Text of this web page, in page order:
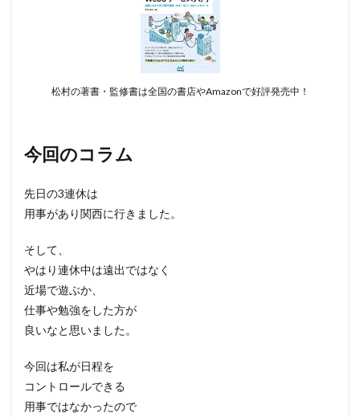
松村の著書・監修書は全国の書店やAmazonで好評発売中！
今回のコラム
先日の3連休は
用事があり関西に行きました。
そして、
やはり連休中は遠出ではなく
近場で遊ぶか、
仕事や勉強をした方が
良いなと思いました。
今回は私が日程を
コントロールできる
用事ではなかったので